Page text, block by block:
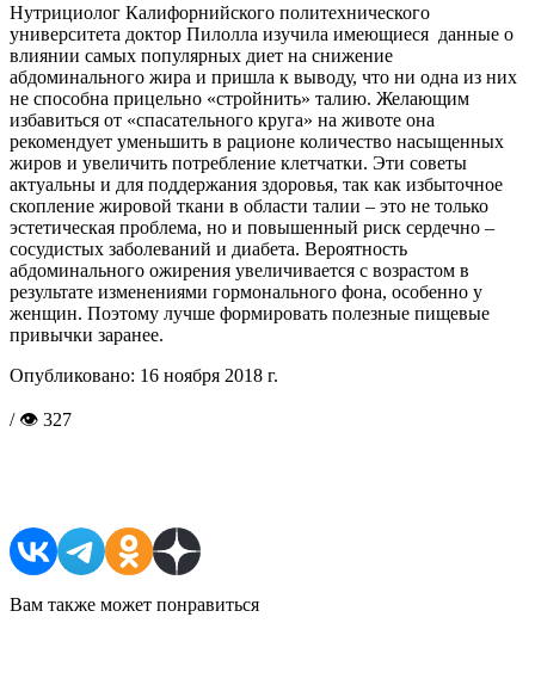
Нутрициолог Калифорнийского политехнического
университета доктор Пилолла изучила имеющиеся данные о
влиянии самых популярных диет на снижение
абдоминального жира и пришла к выводу, что ни одна из них
не способна прицельно «стройнить» талию. Желающим
избавиться от «спасательного круга» на животе она
рекомендует уменьшить в рационе количество насыщенных
жиров и увеличить потребление клетчатки. Эти советы
актуальны и для поддержания здоровья, так как избыточное
скопление жировой ткани в области талии – это не только
эстетическая проблема, но и повышенный риск сердечно –
сосудистых заболеваний и диабета. Вероятность
абдоминального ожирения увеличивается с возрастом в
результате изменениями гормонального фона, особенно у
женщин. Поэтому лучше формировать полезные пищевые
привычки заранее.
Опубликовано: 16 ноября 2018 г.
/ 👁 327
Вам также может понравиться